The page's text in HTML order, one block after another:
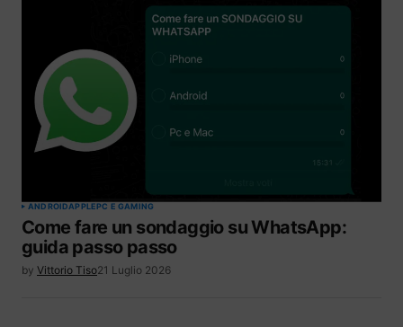
ANDROIDAPPLEPC E GAMING
Come fare un sondaggio su WhatsApp:
guida passo passo
by Vittorio Tiso21 Luglio 2026